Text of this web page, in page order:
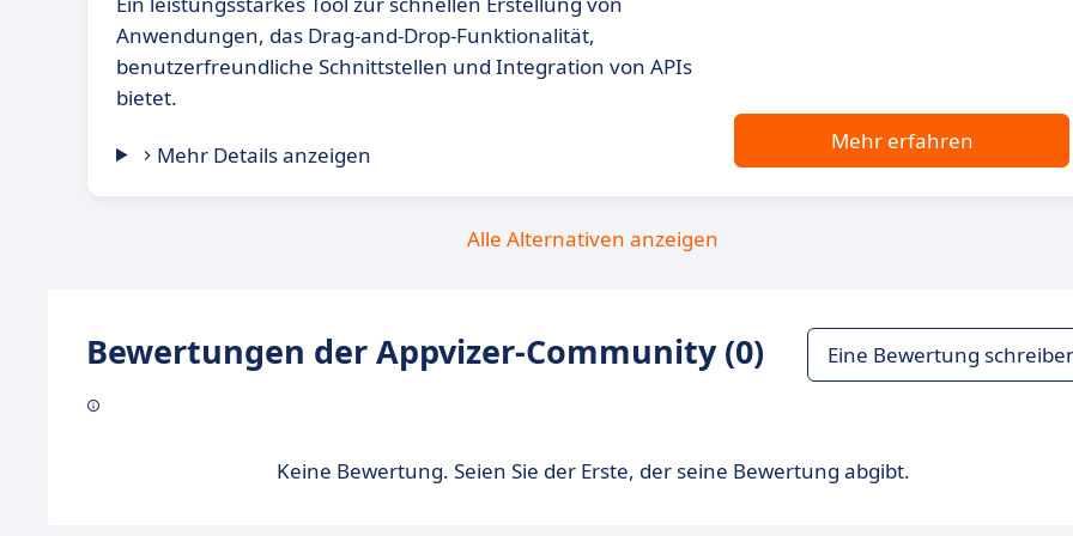
Anwendungen, das Drag-and-Drop-Funktionalität,
benutzerfreundliche Schnittstellen und Integration von APIs
bietet.
Mehr Details anzeigen
Mehr erfahren
Alle Alternativen anzeigen
Bewertungen der Appvizer-Community (0) Eine Bewertung
Keine Bewertung. Seien Sie der Erste, der seine Bewertung abgibt.